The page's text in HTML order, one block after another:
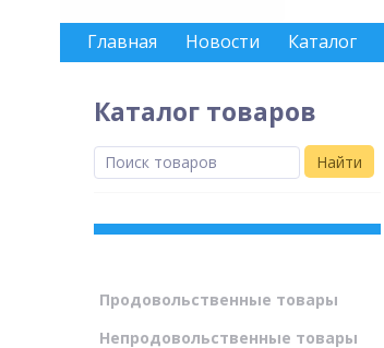
Главная Новости Каталог
Каталог товаров
Найти
Продовольственные товары
Непродовольственные товары